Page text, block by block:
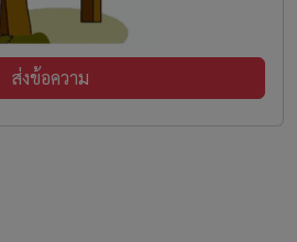
ส่งข้อความ